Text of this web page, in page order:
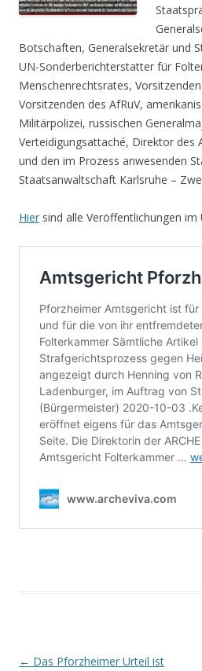
Botschaften, Generalsekretär und
UN-Sonderberichterstatter für
Menschenrechtsrates,
Vorsitzenden des AfRuV,
Militärpolizei, russischen
Verteidigungsattaché, Direktor des
und den im Prozess anwesenden
Staatsanwaltschaft Karlsruhe –
Hier sind alle Veröffentlichungen im
Beitrags-
← Das Pforzheimer Urteil ist